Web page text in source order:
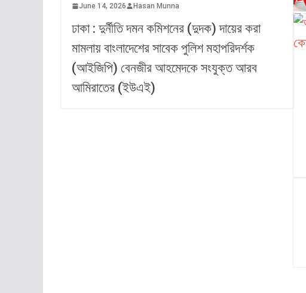
June 14, 2026 Hasan Munna
ঢাকা : ​দুর্নীতি দমন কমিশনের (দুদক) দায়ের করা
মামলায় বাংলাদেশের সাবেক পুলিশ মহাপরিদর্শক
(আইজিপি) বেনজীর আহমেদকে সংযুক্ত আরব
আমিরাতের (ইউএই)